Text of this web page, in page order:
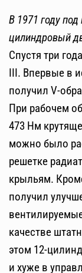
В 1971 году
цилиндровый
Спустя три
III. Впервые в
получил V-
При рабочем
473 Нм
можно было
решетке
крыльям.
получил
качестве
этом 12-
и хуже в